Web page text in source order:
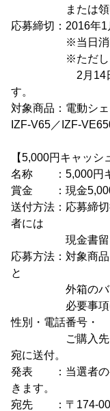
または領収
応募締切：2016年
※当日消印
※ただし、全
2月14日(日)の
す。
対象商品：電動シ
IZF-V65／IZF-
【5,000円キャッ
名称 ：5,000円キ
賞金 ：現金5,000
送付方法：応募締
者には
現金書留にて
応募方法：対象商
と
外箱のバーコ
必要事項(郵便
性別・電話番号・
ご購入先・ア
宛に送付。
発表 ：当選者の
きます。
宛先 ：〒174-